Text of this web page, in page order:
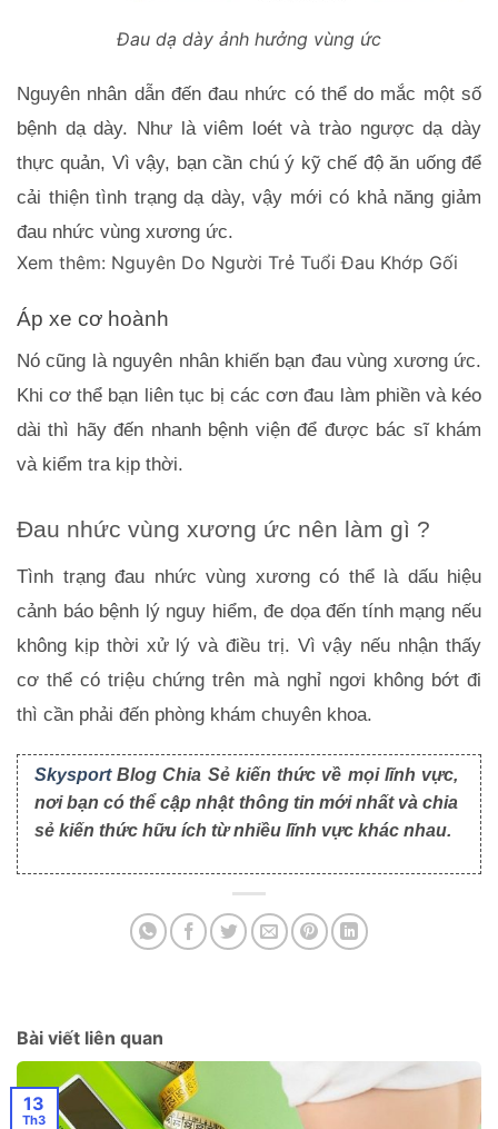
Đau dạ dày ảnh hưởng vùng ức
Nguyên nhân dẫn đến đau nhức có thể do mắc một số
bệnh dạ dày. Như là viêm loét và trào ngược dạ dày
thực quản, Vì vậy, bạn cần chú ý kỹ chế độ ăn uống để
cải thiện tình trạng dạ dày, vậy mới có khả năng giảm
đau nhức vùng xương ức.
Xem thêm: Nguyên Do Người Trẻ Tuổi Đau Khớp Gối
Áp xe cơ hoành
Nó cũng là nguyên nhân khiến bạn đau vùng xương ức.
Khi cơ thể bạn liên tục bị các cơn đau làm phiền và kéo
dài thì hãy đến nhanh bệnh viện để được bác sĩ khám
và kiểm tra kịp thời.
Đau nhức vùng xương ức nên làm gì ?
Tình trạng đau nhức vùng xương có thể là dấu hiệu
cảnh báo bệnh lý nguy hiểm, đe dọa đến tính mạng nếu
không kịp thời xử lý và điều trị. Vì vậy nếu nhận thấy
cơ thể có triệu chứng trên mà nghỉ ngơi không bớt đi
thì cần phải đến phòng khám chuyên khoa.
SkysportBlog Chia Sẻ kiến thức về mọi lĩnh vực,
nơi bạn có thể cập nhật thông tin mới nhất và chia
sẻ kiến thức hữu ích từ nhiều lĩnh vực khác nhau.
Bài viết liên quan
13
Th3